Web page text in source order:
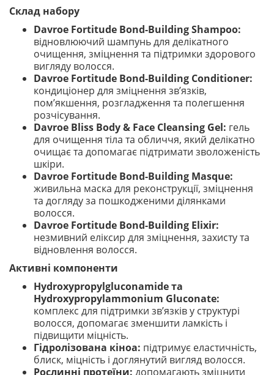
Склад набору
Davroe Fortitude Bond-Building Shampoo:
відновлюючий шампунь для делікатного
очищення, зміцнення та підтримки здорового
вигляду волосся.
Davroe Fortitude Bond-Building Conditioner:
кондиціонер для зміцнення зв’язків,
пом’якшення, розгладження та полегшення
розчісування.
Davroe Bliss Body & Face Cleansing Gel: гель
для очищення тіла та обличчя, який делікатно
очищає та допомагає підтримати зволоженість
шкіри.
Davroe Fortitude Bond-Building Masque:
живильна маска для реконструкції, зміцнення
та догляду за пошкодженими ділянками
волосся.
Davroe Fortitude Bond-Building Elixir:
незмивний еліксир для зміцнення, захисту та
відновлення волосся.
Активні компоненти
Hydroxypropylgluconamide та
Hydroxypropylammonium Gluconate:
комплекс для підтримки зв’язків у структурі
волосся, допомагає зменшити ламкість і
підвищити міцність.
Гідролізована кіноа: підтримує еластичність,
блиск, міцність і доглянутий вигляд волосся.
Рослинні протеїни: допомагають зміцнити